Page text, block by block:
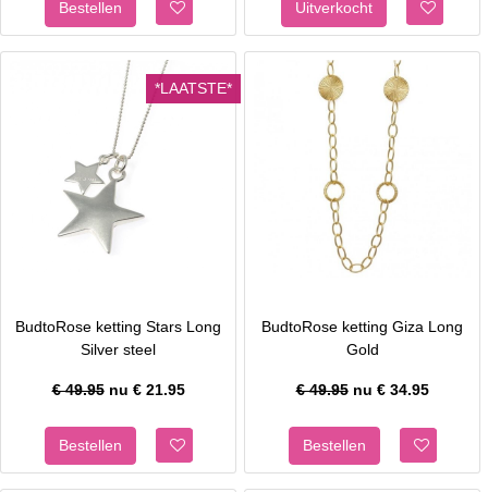
*LAATSTE*
BudtoRose ketting Stars Long
Silver steel
€ 49.95nu € 21.95
BudtoRose ketting Giza Long
Gold
€ 49.95nu € 34.95